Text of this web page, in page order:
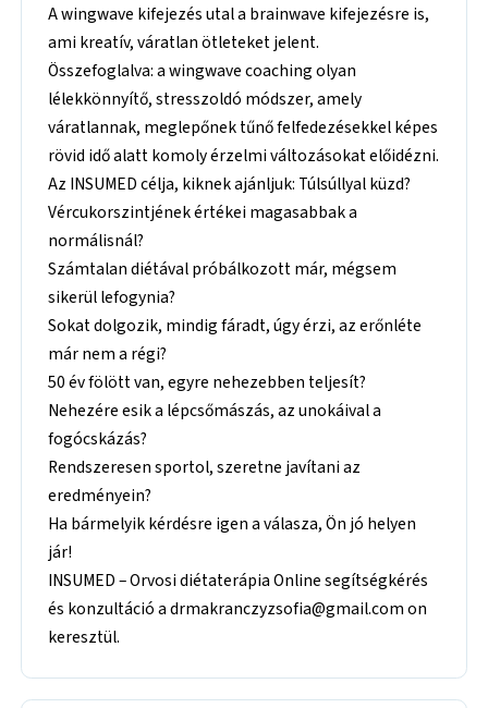
A wingwave kifejezés utal a brainwave kifejezésre is,
ami kreatív, váratlan ötleteket jelent.
Összefoglalva: a wingwave coaching olyan
lélekkönnyítő, stresszoldó módszer, amely
váratlannak, meglepőnek tűnő felfedezésekkel képes
rövid idő alatt komoly érzelmi változásokat előidézni.
Az INSUMED célja, kiknek ajánljuk: Túlsúllyal küzd?
Vércukorszintjének értékei magasabbak a
normálisnál?
Számtalan diétával próbálkozott már, mégsem
sikerül lefogynia?
Sokat dolgozik, mindig fáradt, úgy érzi, az erőnléte
már nem a régi?
50 év fölött van, egyre nehezebben teljesít?
Nehezére esik a lépcsőmászás, az unokáival a
fogócskázás?
Rendszeresen sportol, szeretne javítani az
eredményein?
Ha bármelyik kérdésre igen a válasza, Ön jó helyen
jár!
INSUMED – Orvosi diétaterápia Online segítségkérés
és konzultáció a drmakranczyzsofia@gmail.com on
keresztül.